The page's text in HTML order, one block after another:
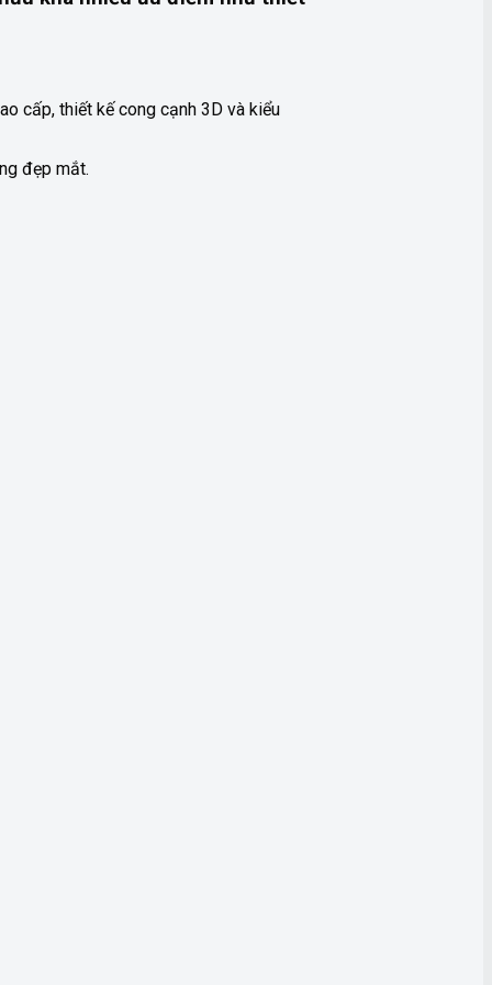
cấp, thiết kế cong cạnh 3D và kiểu
đẹp mắt.